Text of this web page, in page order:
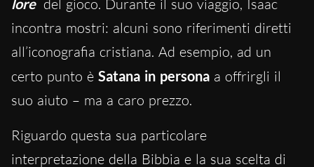
lore del gioco. Durante il suo viaggio, Isaac
incontra mostri: alcuni sono riferimenti diretti
all’iconografia cristiana. Ad esempio, ad un
certo punto è Satana in persona a offrirgli il
suo aiuto – ma a caro prezzo.
Riguardo questa sua particolare
interpretazione della Bibbia e la sua scelta di